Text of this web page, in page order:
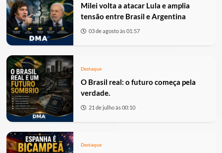
Milei volta a atacar Lula e amplia
tensão entre Brasil e Argentina
03 de agosto às 01:57
Destaque
O Brasil real: o futuro começa pela
verdade.
21 de julho às 00:10
Destaque